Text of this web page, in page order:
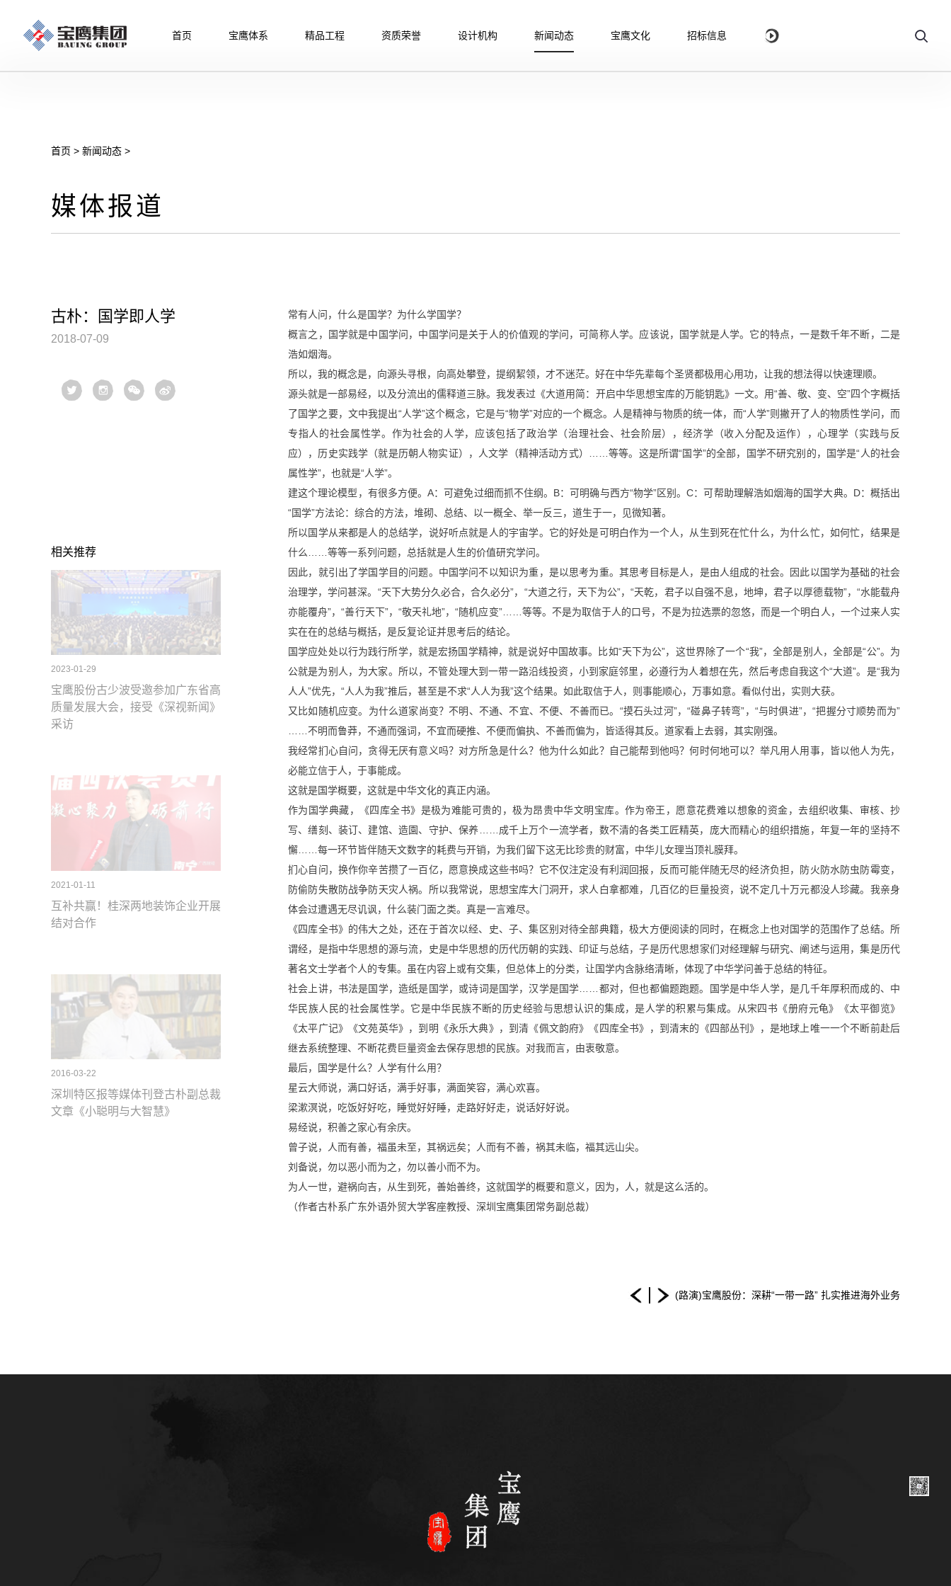
首页 宝鹰体系 精品工程 资质荣誉 设计机构 新闻动态 宝鹰文化 招标信息
首页 > 新闻动态 >
媒体报道
古朴：国学即人学
2018-07-09
相关推荐
2023-01-29
宝鹰股份古少波受邀参加广东省高
质量发展大会，接受《深视新闻》
采访
2021-01-11
互补共赢！桂深两地装饰企业开展
结对合作
2016-03-22
深圳特区报等媒体刊登古朴副总裁
文章《小聪明与大智慧》
常有人问，什么是国学？为什么学国学？
概言之，国学就是中国学问，中国学问是关于人的价值观的学问，可简称人学。应该说，国学就是人学。它的特点，一是数千年不断，二是
浩如烟海。
所以，我的概念是，向源头寻根，向高处攀登，提纲絜领，才不迷茫。好在中华先辈每个圣贤都极用心用功，让我的想法得以快速理顺。
源头就是一部易经，以及分流出的儒释道三脉。我发表过《大道用简：开启中华思想宝库的万能钥匙》一文。用“善、敬、变、空”四个字概括
了国学之要，文中我提出“人学”这个概念，它是与“物学”对应的一个概念。人是精神与物质的统一体，而“人学”则撇开了人的物质性学问，而
专指人的社会属性学。作为社会的人学，应该包括了政治学（治理社会、社会阶层），经济学（收入分配及运作），心理学（实践与反
应），历史实践学（就是历朝人物实证），人文学（精神活动方式）……等等。这是所谓“国学”的全部，国学不研究别的，国学是“人的社会
属性学”，也就是“人学”。
建这个理论模型，有很多方便。A：可避免过细而抓不住纲。B：可明确与西方“物学”区别。C：可帮助理解浩如烟海的国学大典。D：概括出
“国学”方法论：综合的方法，堆砌、总结、以一概全、举一反三，道生于一，见微知著。
所以国学从来都是人的总结学，说好听点就是人的宇宙学。它的好处是可明白作为一个人，从生到死在忙什么，为什么忙，如何忙，结果是
什么……等等一系列问题，总括就是人生的价值研究学问。
因此，就引出了学国学目的问题。中国学问不以知识为重，是以思考为重。其思考目标是人，是由人组成的社会。因此以国学为基础的社会
治理学，学问甚深。“天下大势分久必合，合久必分”，“大道之行，天下为公”，“天乾，君子以自强不息，地坤，君子以厚德载物”，“水能载舟
亦能覆舟”，“善行天下”，“敬天礼地”，“随机应变”……等等。不是为取信于人的口号，不是为拉选票的忽悠，而是一个明白人，一个过来人实
实在在的总结与概括，是反复论证并思考后的结论。
国学应处处以行为践行所学，就是宏扬国学精神，就是说好中国故事。比如“天下为公”，这世界除了一个“我”，全部是别人，全部是“公”。为
公就是为别人，为大家。所以，不管处理大到一带一路沿线投资，小到家庭邻里，必遵行为人着想在先，然后考虑自我这个“大道”。是“我为
人人”优先，“人人为我”推后，甚至是不求“人人为我”这个结果。如此取信于人，则事能顺心，万事如意。看似付出，实则大获。
又比如随机应变。为什么道家尚变？不明、不通、不宜、不便、不善而已。“摸石头过河”，“碰鼻子转弯”，“与时俱进”，“把握分寸顺势而为”
……不明而鲁莽，不通而强词，不宜而硬推、不便而偏执、不善而偏为，皆适得其反。道家看上去弱，其实刚强。
我经常扪心自问，贪得无厌有意义吗？对方所急是什么？他为什么如此？自己能帮到他吗？何时何地可以？举凡用人用事，皆以他人为先，
必能立信于人，于事能成。
这就是国学概要，这就是中华文化的真正内涵。
作为国学典藏，《四库全书》是极为难能可贵的，极为昂贵中华文明宝库。作为帝王，愿意花费难以想象的资金，去组织收集、审核、抄
写、缮刻、装订、建馆、造園、守护、保养……成千上万个一流学者，数不清的各类工匠精英，庞大而精心的组织措施，年复一年的坚持不
懈……每一环节皆伴随天文数字的耗费与开销，为我们留下这无比珍贵的财富，中华儿女理当顶礼膜拜。
扪心自问，换作你辛苦攒了一百亿，愿意换成这些书吗？它不仅注定没有利润回报，反而可能伴随无尽的经济负担，防火防水防虫防霉变，
防偷防失散防战争防天灾人祸。所以我常说，思想宝库大门洞开，求人白拿都难，几百亿的巨量投资，说不定几十万元都没人珍藏。我亲身
体会过遭遇无尽讥讽，什么装门面之类。真是一言难尽。
《四库全书》的伟大之处，还在于首次以经、史、子、集区别对待全部典籍，极大方便阅读的同时，在概念上也对国学的范围作了总结。所
谓经，是指中华思想的源与流，史是中华思想的历代历朝的实践、印证与总结，子是历代思想家们对经理解与研究、阐述与运用，集是历代
著名文士学者个人的专集。虽在内容上或有交集，但总体上的分类，让国学内含脉络清晰，体现了中华学问善于总结的特征。
社会上讲，书法是国学，造纸是国学，或诗词是国学，汉学是国学……都对，但也都偏题跑题。国学是中华人学，是几千年厚积而成的、中
华民族人民的社会属性学。它是中华民族不断的历史经验与思想认识的集成，是人学的积累与集成。从宋四书《册府元龟》《太平御览》
《太平广记》《文苑英华》，到明《永乐大典》，到清《佩文韵府》《四库全书》，到清末的《四部丛刊》，是地球上唯一一个不断前赴后
继去系统整理、不断花费巨量资金去保存思想的民族。对我而言，由衷敬意。
最后，国学是什么？人学有什么用？
星云大师说，满口好话，满手好事，满面笑容，满心欢喜。
梁漱溟说，吃饭好好吃，睡觉好好睡，走路好好走，说话好好说。
易经说，积善之家心有余庆。
曾子说，人而有善，福虽未至，其祸远矣；人而有不善，祸其未临，福其远山尖。
刘备说，勿以恶小而为之，勿以善小而不为。
为人一世，避祸向吉，从生到死，善始善终，这就国学的概要和意义，因为，人，就是这么活的。
（作者古朴系广东外语外贸大学客座教授、深圳宝鹰集团常务副总裁）
(路演)宝鹰股份：深耕“一带一路” 扎实推进海外业务